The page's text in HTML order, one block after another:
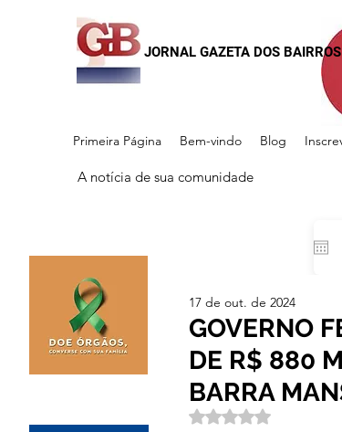
JORNAL GAZETA DOS
Primeira Página Bem-vindo Blog
A notícia de sua comunidade
GOVERNO
DE R$ 880
BARRA
17 de out. de 2024
Avaliado com NaN